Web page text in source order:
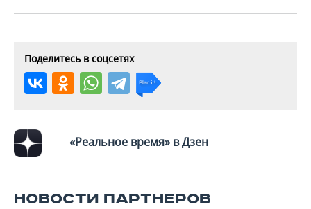
ОТКРЫТАЯ ЛЕКЦИЯ
БАСКЕТБОЛ
ВОЛЕЙБОЛ
ФИГУРНОЕ КАТАНИЕ
ИНФРАСТРУКТУРА
ИСТОРИЯ
МЕДИЦИНА
СПРАВОЧНИК
СПИСОК ПЕРСОН
ПОЛНАЯ ВЕРСИЯ
Поделитесь в соцсетях
«Реальное время» в Дзен
НОВОСТИ ПАРТНЕРОВ